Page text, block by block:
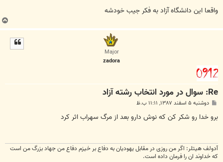
واقعا اين دانشگاه آزاد به فكر جيب خودشه
Major
zadora
Re: سوال در مورد انتخاب رشته آزاد
ت
دوشنبه ۵ اسفند ۱۳۸۷, ۱۱:۱۱ ب.ظ
برو خدا رو شکر کن که نوش دارو بعد از مرگ سهراب اثر کرد
آدولف هیتلر: اگر من روزی در مقابل یهودیان به دفاع بر خیزم دفاع من جهاد بزرگ من است
که خداوند ان را فرمان داده است.